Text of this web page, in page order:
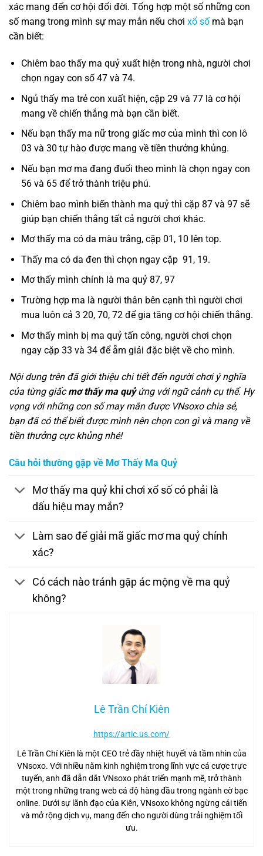
xác mang đến cơ hội đổi đời. Tổng hợp một số những con
số mang trong mình sự may mắn nếu chơi xổ số mà bạn
cần biết:
Chiêm bao thấy ma quỷ xuất hiện trong nhà, người chơi
chọn ngay con số 47 và 74.
Ngủ thấy ma trẻ con xuất hiện, cặp 29 và 77 là cơ hội
mang về chiến thắng mà bạn cần biết.
Nếu bạn thấy ma nữ trong giấc mơ của mình thì con lô
03 và 30 tự hào được mang về tiền thưởng khủng.
Nếu bạn mơ ma đang đuổi theo mình là chọn ngay con
56 và 65 để trở thành triệu phú.
Chiêm bao mình biến thành ma quỷ thì cặp 87 và 97 sẽ
giúp bạn chiến thắng tất cả người chơi khác.
Mơ thấy ma có da màu trắng, cặp 01, 10 lên top.
Thấy ma có da đen thì chọn ngay cặp 91, 19.
Mơ thấy mình chính là ma quỷ 87, 97
Trường hợp ma là người thân bên cạnh thì người chơi
mua luôn cả 3 20, 70, 72 để gia tăng cơ hội chiến thắng.
Mơ thấy mình bị ma quỷ tấn công, người chơi chọn
ngay cặp 33 và 34 để ẵm giải đặc biệt về cho mình.
Nội dung trên đã giới thiệu chi tiết đến người chơi ý nghĩa
của từng giấcmơ thấy ma quỷứng với ngữ cảnh cụ thể. Hy
vọng với những con số may mắn được VNsoxo chia sẻ,
bạn đã có thể biết được mình nên chọn con gì và mang về
tiền thưởng cực khủng nhé!
Câu hỏi thường gặp về Mơ Thấy Ma Quỷ
Mơ thấy ma quỷ khi chơi xổ số có phải là
dấu hiệu may mắn?
Làm sao để giải mã giấc mơ ma quỷ chính
xác?
Có cách nào tránh gặp ác mộng về ma quỷ
không?
Lê Trần Chí Kiên
https://artic.us.com/
Lê Trần Chí Kiên là một CEO trẻ đầy nhiệt huyết và tầm nhìn của
VNsoxo. Với nhiều năm kinh nghiệm trong lĩnh vực cá cược trực
tuyến, anh đã dẫn dắt VNsoxo phát triển mạnh mẽ, trở thành
một trong những trang web cá độ hàng đầu trong ngành cờ bạc
online. Dưới sự lãnh đạo của Kiên, VNsoxo không ngừng cải tiến
và mở rộng dịch vụ, mang đến cho người dùng trải nghiệm tối
ưu.